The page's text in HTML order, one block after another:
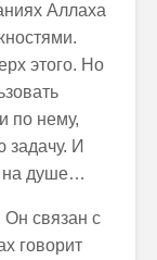
Аллаха
этого. Но
по нему,
задачу. И
на душе…
связан с
говорит